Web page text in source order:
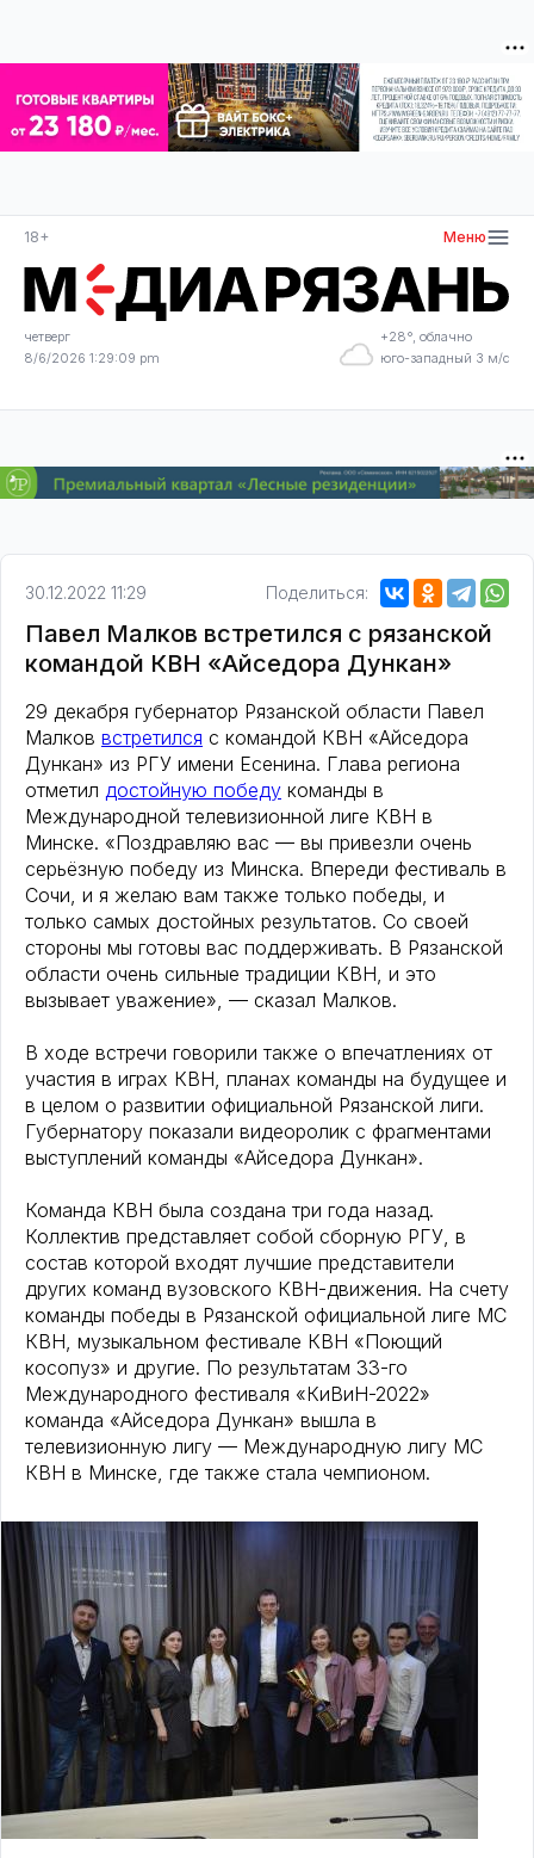
18+ Меню
четверг
8/6/2026 1:29:09 pm
+28°, облачно
юго-западный 3 м/с
30.12.2022 11:29 Поделиться:
Павел Малков встретился с рязанской
командой КВН «Айседора Дункан»
29 декабря губернатор Рязанской области Павел
Малков встретился с командой КВН «Айседора
Дункан» из РГУ имени Есенина. Глава региона
отметил достойную победу команды в
Международной телевизионной лиге КВН в
Минске. «Поздравляю вас — вы привезли очень
серьёзную победу из Минска. Впереди фестиваль в
Сочи, и я желаю вам также только победы, и
только самых достойных результатов. Со своей
стороны мы готовы вас поддерживать. В Рязанской
области очень сильные традиции КВН, и это
вызывает уважение», — сказал Малков.
В ходе встречи говорили также о впечатлениях от
участия в играх КВН, планах команды на будущее и
в целом о развитии официальной Рязанской лиги.
Губернатору показали видеоролик с фрагментами
выступлений команды «Айседора Дункан».
Команда КВН была создана три года назад.
Коллектив представляет собой сборную РГУ, в
состав которой входят лучшие представители
других команд вузовского КВН-движения. На счету
команды победы в Рязанской официальной лиге МС
КВН, музыкальном фестивале КВН «Поющий
косопуз» и другие. По результатам 33-го
Международного фестиваля «КиВиН-2022»
команда «Айседора Дункан» вышла в
телевизионную лигу — Международную лигу МС
КВН в Минске, где также стала чемпионом.